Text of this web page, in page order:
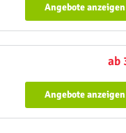
Angebote anzeigen
ab
Angebote anzeigen